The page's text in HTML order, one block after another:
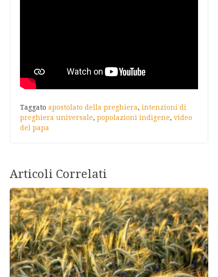
Taggato apostolato della preghiera, intenzioni di
preghiera universale, popolazioni indigene, video
del papa
Articoli Correlati